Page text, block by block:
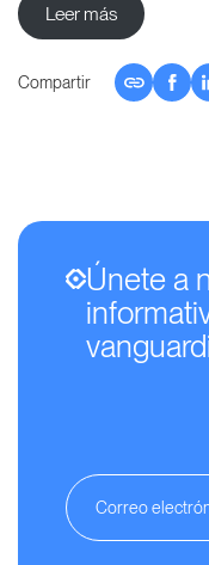
Compartir
Leer más
Únete a